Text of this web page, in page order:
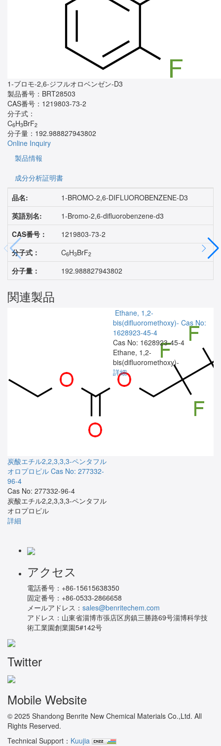
1‐ブロモ‐2,6‐ジフルオロベンゼン‐D3
製品番号： BRT28503
CAS番号： 1219803-73-2
分子式：
C6H3BrF2
分子量： 192.988827943802
Online Inquiry
製品情報
成分分析証明書
品名:
1-BROMO-2,6-DIFLUOROBENZENE-D3
英語別名:
1-Bromo-2,6-difluorobenzene-d3
CAS番号：
1219803-73-2
分子式：
C6H3BrF2
分子量： 192.988827943802
関連製品
炭酸エチル2,2,3,3,3-ペンタフル
オロプロピル Cas No: 277332-
96-4
Cas No: 277332-96-4
炭酸エチル2,2,3,3,3-ペンタフル
オロプロピル
詳細
Ethane, 1,2-
bis(difluoromethoxy)- Cas No:
1628923-45-4
Cas No: 1628923-45-4
Ethane, 1,2-
bis(difluoromethoxy)-
詳細
アクセス
電話番号： +86-15615638350
固定番号： +86-0533-2866658
メールアドレス： sales@benritechem.com
アドレス： 山東省淄博市張店区房鎮三勝路69号淄博科学技
術工業園創業園5#142号
Twitter
Mobile Website
© 2025 Shandong Benrite New Chemical Materials Co.,Ltd. All
Rights Reserved.
Technical Support： Kuujia